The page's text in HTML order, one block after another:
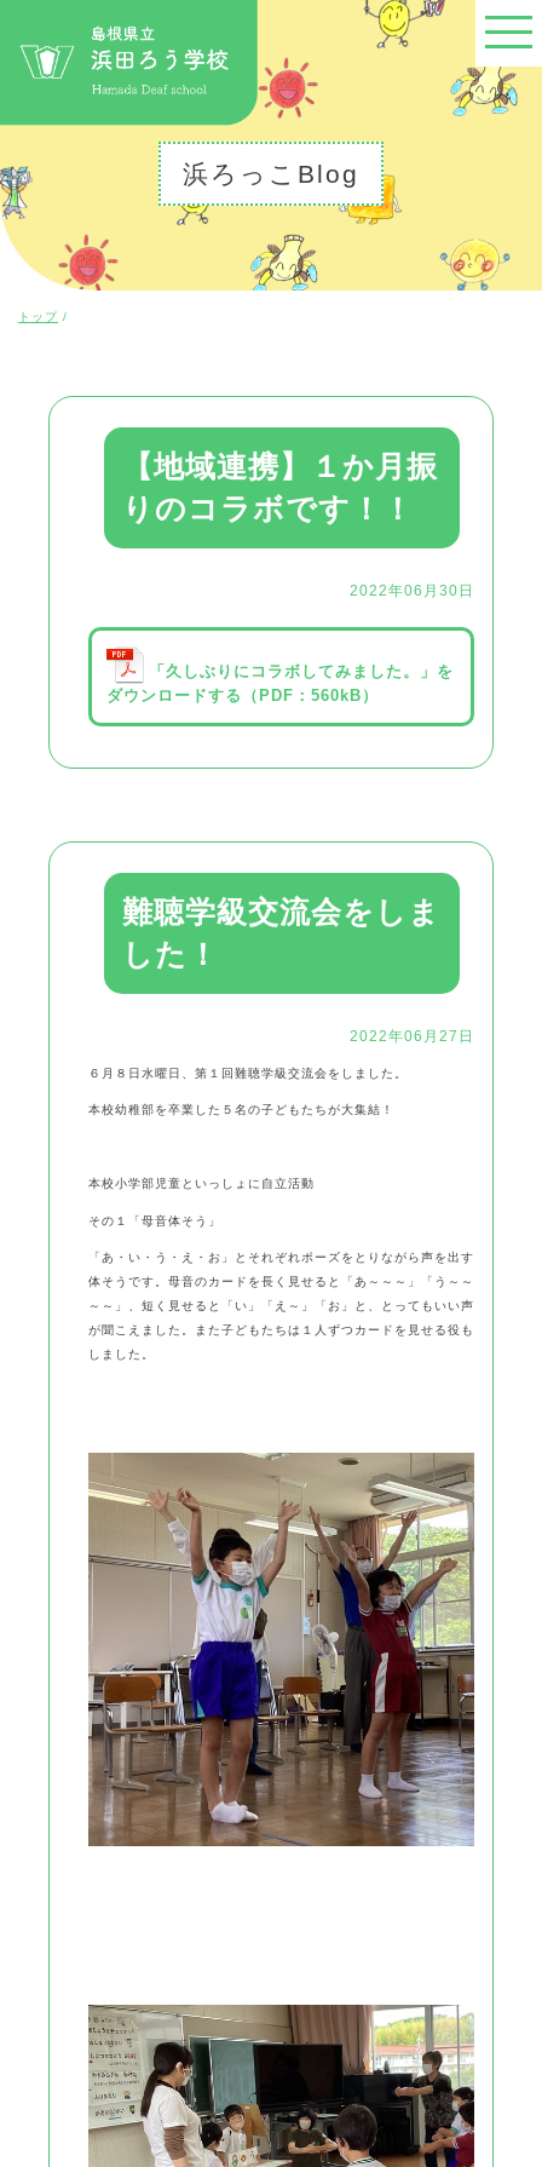
浜ろっこBlog
現
トップ /
【地域連携】１か月振
りのコラボです！！
2022年06月30日
「久しぶりにコラボしてみました。」を
ダウンロードする（PDF：560kB）
難聴学級交流会をしま
した！
2022年06月27日
６月８日水曜日、第１回難聴学級交流会をしました。
本校幼稚部を卒業した５名の子どもたちが大集結！
本校小学部児童といっしょに自立活動
その１「母音体そう」
「あ・い・う・え・お」とそれぞれポーズをとりながら声を出す
体そうです。母音のカードを長く見せると「あ～～～」「う～～
～～」、短く見せると「い」「え～」「お」と、とってもいい声
が聞こえました。また子どもたちは１人ずつカードを見せる役も
しました。